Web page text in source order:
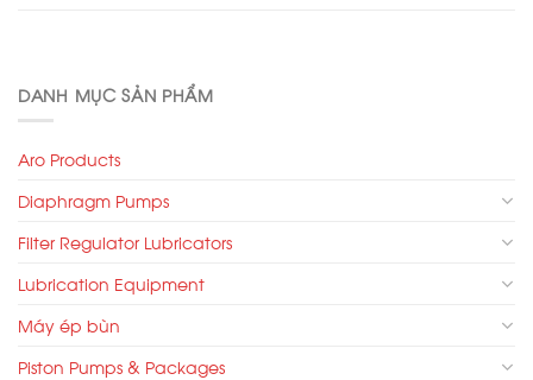
DANH MỤC SẢN PHẨM
Aro Products
Diaphragm Pumps
Filter Regulator Lubricators
Lubrication Equipment
Máy ép bùn
Piston Pumps & Packages